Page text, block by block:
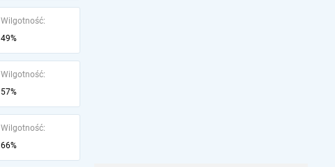
Wilgotność:
49%
Wilgotność:
57%
Wilgotność:
66%